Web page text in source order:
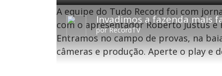
porRecordTV
P
l
a
y
V
o
l
t
a
r
1
0
s
g
u
A
v
a
n
ç
a
r
1
0
e
g
e
d
5
.
4
%
A equipe do Tudo Record foi com
com o apresentador Roberto Justus
Entramos no campo de provas, na
câmeras e produção. Aperte o play e